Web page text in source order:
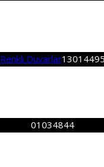
Renkli Duvarlar13014495
01034844